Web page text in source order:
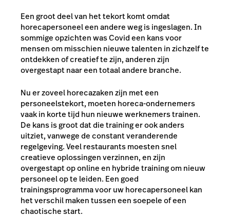
Een groot deel van het tekort komt omdat
horecapersoneel een andere weg is ingeslagen. In
sommige opzichten was Covid een kans voor
mensen om misschien nieuwe talenten in zichzelf te
ontdekken of creatief te zijn, anderen zijn
overgestapt naar een totaal andere branche.
Nu er zoveel horecazaken zijn met een
personeelstekort, moeten horeca-ondernemers
vaak in korte tijd hun nieuwe werknemers trainen.
De kans is groot dat die training er ook anders
uitziet, vanwege de constant veranderende
regelgeving. Veel restaurants moesten snel
creatieve oplossingen verzinnen, en zijn
overgestapt op online en hybride training om nieuw
personeel op te leiden. Een goed
trainingsprogramma voor uw horecapersoneel kan
het verschil maken tussen een soepele of een
chaotische start.